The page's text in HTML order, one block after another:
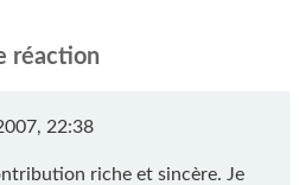
réaction
22:38
riche et sincère. Je